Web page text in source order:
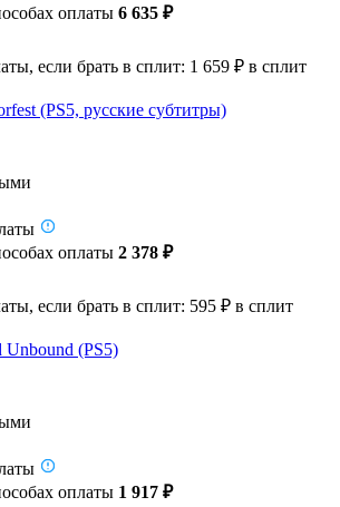
оплаты 6 635 ₽
если брать в сплит: 1 659 ₽ в сплит
(PS5, русские субтитры)
оплаты 2 378 ₽
если брать в сплит: 595 ₽ в сплит
Unbound (PS5)
оплаты 1 917 ₽